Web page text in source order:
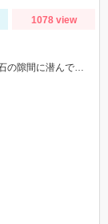
1078 view
石ゴカイを1～2cmに切って使いました！テナガエビは石の隙間に潜んでいます！いろんな隙間を狙ってみてください♪